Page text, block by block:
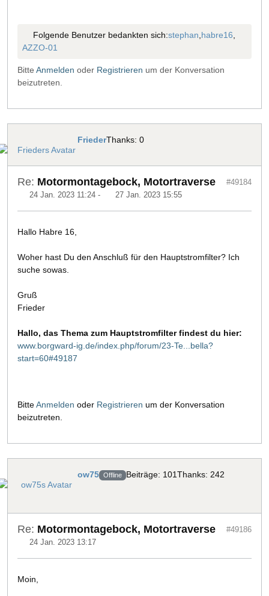
Folgende Benutzer bedankten sich:stephan,habre16,
AZZO-01
Bitte Anmelden oder Registrieren um der Konversation
beizutreten.
FriederThanks: 0
Re: Motormontagebock, Motortraverse
24 Jan. 2023 11:24 - 27 Jan. 2023 15:55
#49184
Hallo Habre 16,
Woher hast Du den Anschluß für den Hauptstromfilter? Ich
suche sowas.
Gruß
Frieder
Hallo, das Thema zum Hauptstromfilter findest du hier:
www.borgward-ig.de/index.php/forum/23-Te...bella?
start=60#49187
BitteAnmelden oder Registrieren um der Konversation
beizutreten.
ow75 Offline Beiträge: 101Thanks: 242
Re: Motormontagebock, Motortraverse
24 Jan. 2023 13:17
#49186
Moin,